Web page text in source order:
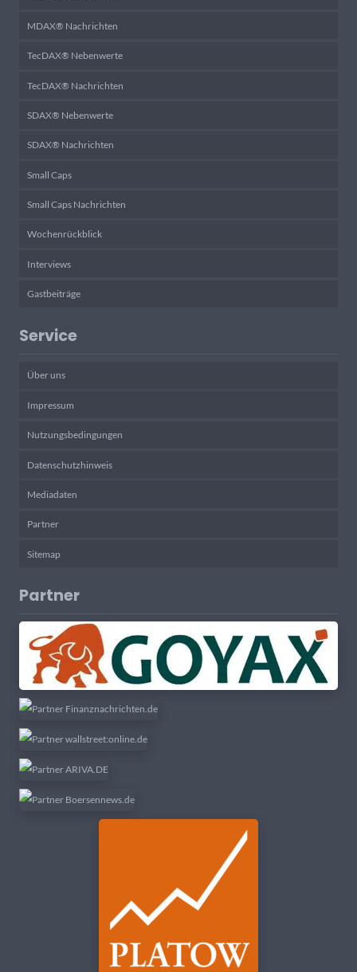
MDAX® Nachrichten
TecDAX® Nebenwerte
TecDAX® Nachrichten
SDAX® Nebenwerte
SDAX® Nachrichten
Small Caps
Small Caps Nachrichten
Wochenrückblick
Interviews
Gastbeiträge
Service
Über uns
Impressum
Nutzungsbedingungen
Datenschutzhinweis
Mediadaten
Partner
Sitemap
Partner